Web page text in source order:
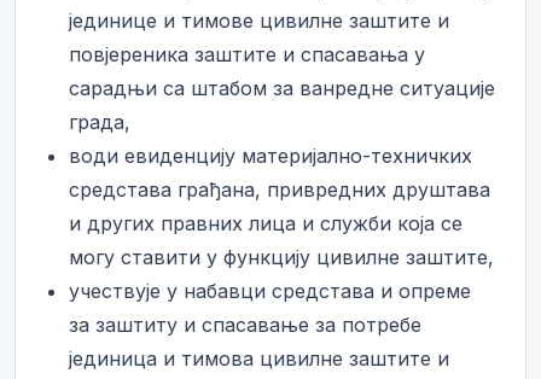
јединице и тимове цивилне заштите и
повјереника заштите и спасавања у
сарадњи са штабом за ванредне ситуације
града,
води евиденцију материјално-техничких
средстава грађана, привредних друштава
и других правних лица и служби која се
могу ставити у функцију цивилне заштите,
учествује у набавци средстава и опреме
за заштиту и спасавање за потребе
јединица и тимова цивилне заштите и